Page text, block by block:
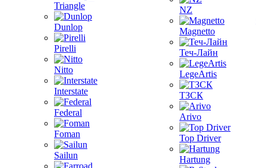
Triangle
Dunlop
Pirelli
Nitto
Interstate
Federal
Foman
Sailun
NZ
Magnetto
Теч-Лайн
LegeArtis
ТЗСК
Arivo
Top Driver
Hartung